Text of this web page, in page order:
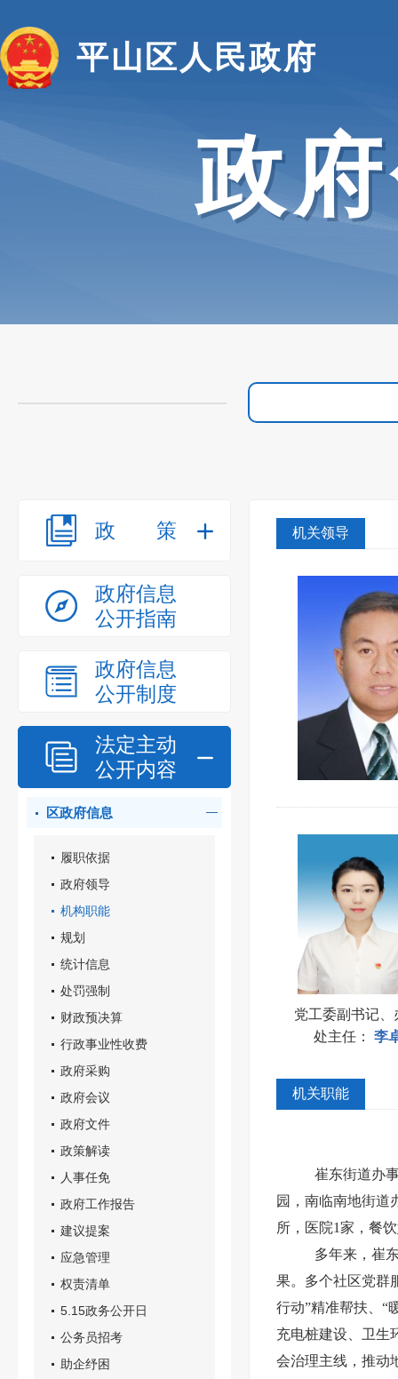
平山区人民政府
政
政策
政府信息
公开指南
政府信息
公开制度
法定主动
公开内容
区政府信息
履职依据
政府领导
机构职能
规划
统计信息
处罚强制
财政预决算
行政事业性收费
政府采购
政府会议
政府文件
政策解读
人事任免
政府工作报告
建议提案
应急管理
权责清单
5.15政务公开日
公务员招考
助企纾困
机关领导
党工委副书记、
处主任 ： 李
机关职能
崔东街道办
园，南临南地街道
所，医院1家，餐
多年来，崔
果。多个社区党群
行动”精准帮扶、“
充电桩建设、卫生
会治理主线，推动